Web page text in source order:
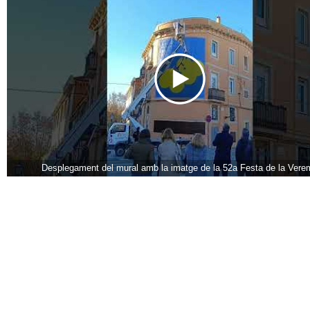
Desplegament del mural amb la imatge de la 52a Festa de la